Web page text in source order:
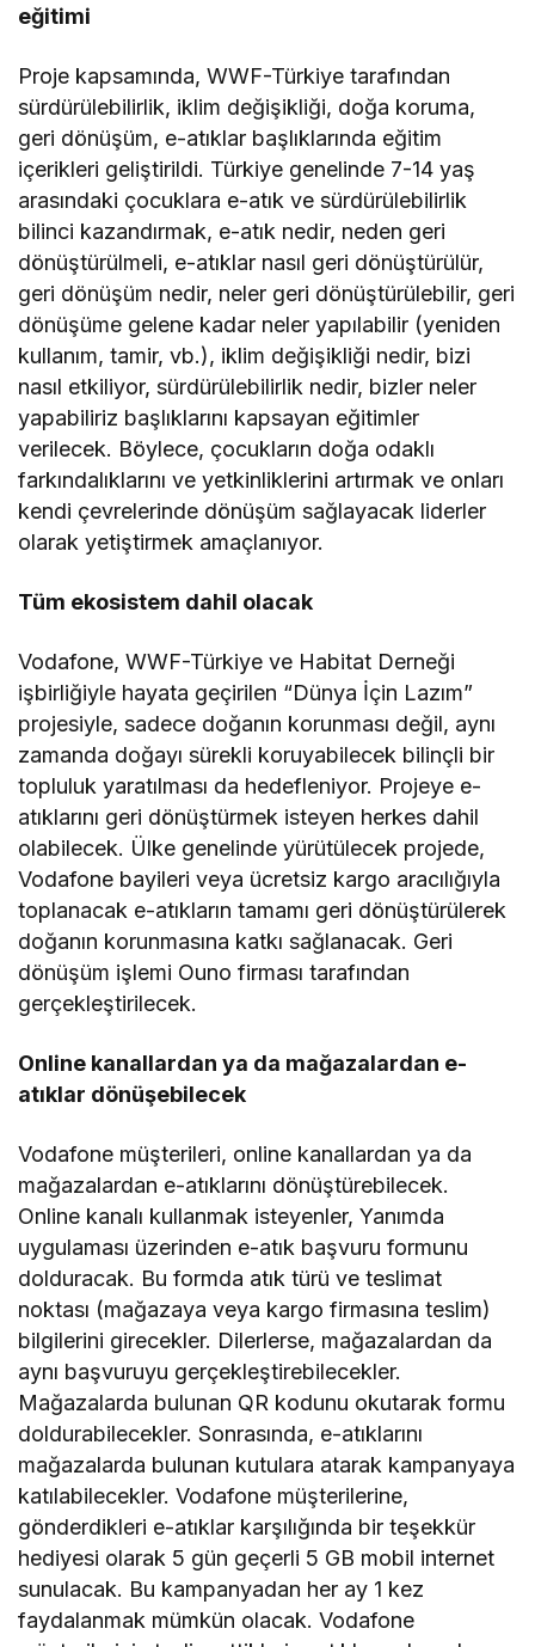
eğitimi
Proje kapsamında, WWF-Türkiye tarafından
sürdürülebilirlik, iklim değişikliği, doğa koruma,
geri dönüşüm, e-atıklar başlıklarında eğitim
içerikleri geliştirildi. Türkiye genelinde 7-14 yaş
arasındaki çocuklara e-atık ve sürdürülebilirlik
bilinci kazandırmak, e-atık nedir, neden geri
dönüştürülmeli, e-atıklar nasıl geri dönüştürülür,
geri dönüşüm nedir, neler geri dönüştürülebilir, geri
dönüşüme gelene kadar neler yapılabilir (yeniden
kullanım, tamir, vb.), iklim değişikliği nedir, bizi
nasıl etkiliyor, sürdürülebilirlik nedir, bizler neler
yapabiliriz başlıklarını kapsayan eğitimler
verilecek. Böylece, çocukların doğa odaklı
farkındalıklarını ve yetkinliklerini artırmak ve onları
kendi çevrelerinde dönüşüm sağlayacak liderler
olarak yetiştirmek amaçlanıyor.
Tüm ekosistem dahil olacak
Vodafone, WWF-Türkiye ve Habitat Derneği
işbirliğiyle hayata geçirilen “Dünya İçin Lazım”
projesiyle, sadece doğanın korunması değil, aynı
zamanda doğayı sürekli koruyabilecek bilinçli bir
topluluk yaratılması da hedefleniyor. Projeye e-
atıklarını geri dönüştürmek isteyen herkes dahil
olabilecek. Ülke genelinde yürütülecek projede,
Vodafone bayileri veya ücretsiz kargo aracılığıyla
toplanacak e-atıkların tamamı geri dönüştürülerek
doğanın korunmasına katkı sağlanacak. Geri
dönüşüm işlemi Ouno firması tarafından
gerçekleştirilecek.
Online kanallardan ya da mağazalardan e-
atıklar dönüşebilecek
Vodafone müşterileri, online kanallardan ya da
mağazalardan e-atıklarını dönüştürebilecek.
Online kanalı kullanmak isteyenler, Yanımda
uygulaması üzerinden e-atık başvuru formunu
dolduracak. Bu formda atık türü ve teslimat
noktası (mağazaya veya kargo firmasına teslim)
bilgilerini girecekler. Dilerlerse, mağazalardan da
aynı başvuruyu gerçekleştirebilecekler.
Mağazalarda bulunan QR kodunu okutarak formu
doldurabilecekler. Sonrasında, e-atıklarını
mağazalarda bulunan kutulara atarak kampanyaya
katılabilecekler. Vodafone müşterilerine,
gönderdikleri e-atıklar karşılığında bir teşekkür
hediyesi olarak 5 gün geçerli 5 GB mobil internet
sunulacak. Bu kampanyadan her ay 1 kez
faydalanmak mümkün olacak. Vodafone